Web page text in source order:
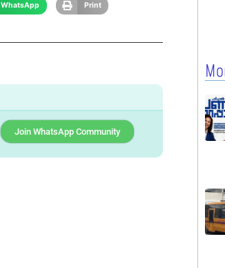
WhatsApp Print
Join WhatsApp Community